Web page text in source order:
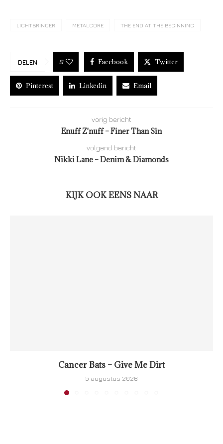
LIGHTBRINGER METALCORE THE END AT THE BEGINNING
DELEN 0 Facebook Twitter
Pinterest Linkedin Email
vorig bericht
Enuff Z'nuff – Finer Than Sin
volgend bericht
Nikki Lane – Denim & Diamonds
KIJK OOK EENS NAAR
Cancer Bats – Give Me Dirt
5 augustus 2026